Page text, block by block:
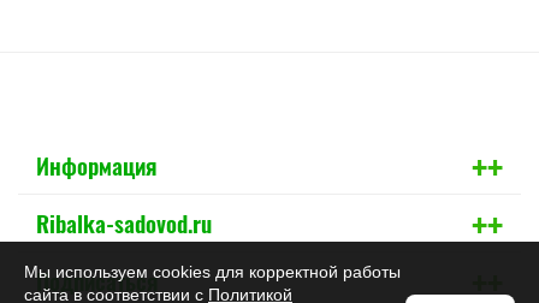
Информация +
+
Ribalka-sadovod.ru +
+
Подписаться +
+
Мы используем cookies для корректной работы
сайта в соответствии с Политикой